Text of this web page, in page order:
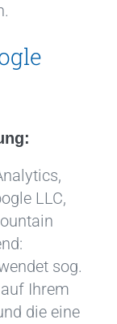
LLC,
sog.
Ihrem
die eine